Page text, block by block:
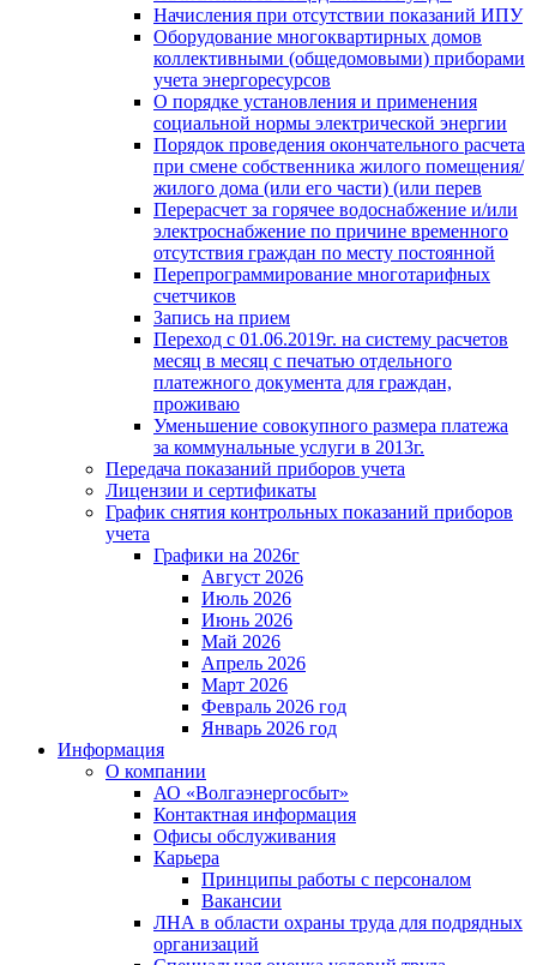
Начисления при отсутствии показаний ИПУ
Оборудование многоквартирных домов
коллективными (общедомовыми) приборами
учета энергоресурсов
О порядке установления и применения
социальной нормы электрической энергии
Порядок проведения окончательного расчета
при смене собственника жилого помещения/
жилого дома (или его части) (или перев
Перерасчет за горячее водоснабжение и/или
электроснабжение по причине временного
отсутствия граждан по месту постоянной
Перепрограммирование многотарифных
счетчиков
Запись на прием
Переход с 01.06.2019г. на систему расчетов
месяц в месяц с печатью отдельного
платежного документа для граждан,
проживаю
Уменьшение совокупного размера платежа
за коммунальные услуги в 2013г.
Передача показаний приборов учета
Лицензии и сертификаты
График снятия контрольных показаний приборов
учета
Графики на 2026г
Август 2026
Июль 2026
Июнь 2026
Май 2026
Апрель 2026
Март 2026
Февраль 2026 год
Январь 2026 год
Информация
О компании
АО «Волгаэнергосбыт»
Контактная информация
Офисы обслуживания
Карьера
Принципы работы с персоналом
Вакансии
ЛНА в области охраны труда для подрядных
организаций